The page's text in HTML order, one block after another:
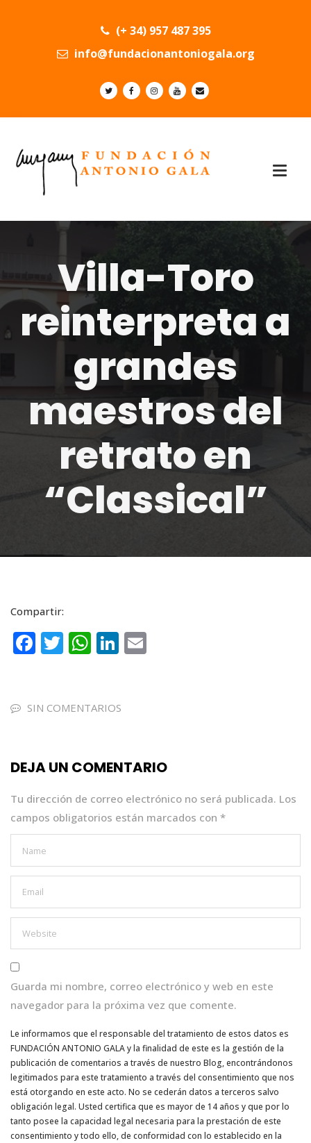
(+ 34) 957 487 395
info@fundacionantoniogala.org
Villa-Toro
reinterpreta a
grandes
maestros del
retrato en
“Classical”
Compartir:
F
e
o
k
T
te
W
ts
p
Li
e
SIN COMENTARIOS
DEJA UN COMENTARIO
Tu dirección de correo electrónico no será publicada. Los
campos obligatorios están marcados con *
Guarda mi nombre, correo electrónico y web en este
navegador para la próxima vez que comente.
Le informamos que el responsable del tratamiento de estos datos es
FUNDACIÓN ANTONIO GALA y la finalidad de este es la gestión de la
publicación de comentarios a través de nuestro Blog, encontrándonos
legitimados para este tratamiento a través del consentimiento que nos
está otorgando en este acto. No se cederán datos a terceros salvo
obligación legal. Usted certifica que es mayor de 14 años y que por lo
tanto posee la capacidad legal necesaria para la prestación de este
consentimiento y todo ello, de conformidad con lo establecido en la